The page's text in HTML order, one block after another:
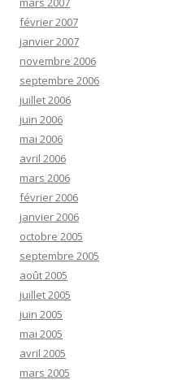
février 2007
janvier 2007
novembre 2006
septembre 2006
juillet 2006
juin 2006
mai 2006
avril 2006
mars 2006
février 2006
janvier 2006
octobre 2005
septembre 2005
août 2005
juillet 2005
juin 2005
mai 2005
avril 2005
mars 2005